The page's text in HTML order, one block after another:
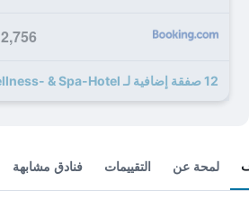
2,756 ﷼
12 صفقة إضافية لـ Beatus Wellness- & Spa-Hotel
لمحة عن التقييمات فنادق مشابهة